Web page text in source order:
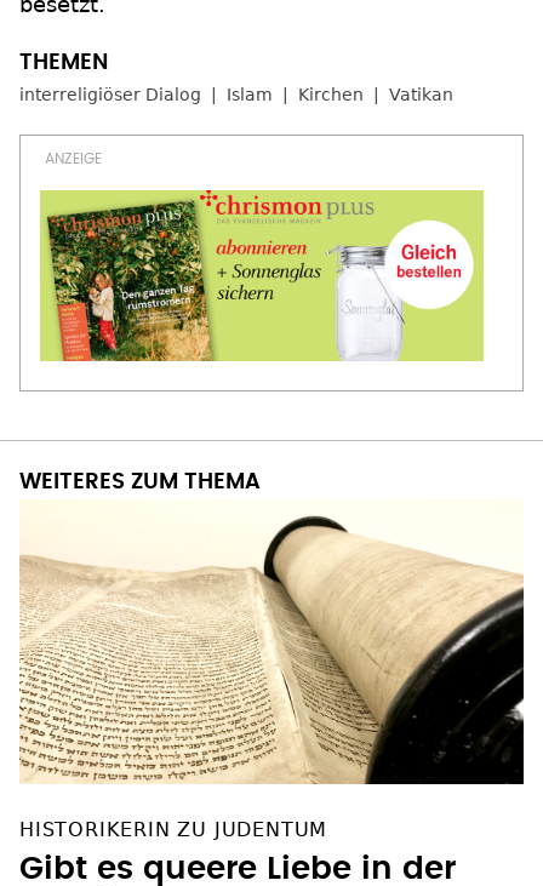
interreligiöser Dialog Islam Kirchen Vatikan
WEITERES ZUM THEMA
HISTORIKERIN ZU JUDENTUM
Gibt es queere Liebe in der